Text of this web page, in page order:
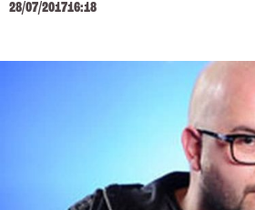
28/07/201716:18